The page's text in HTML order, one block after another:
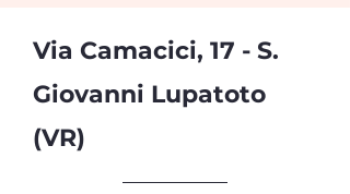
Via Camacici, 17 - S.
Giovanni Lupatoto
(VR)